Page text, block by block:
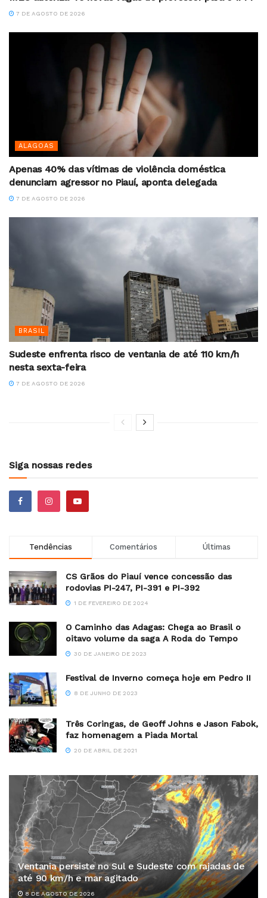
7 DE AGOSTO DE 2026
ALAGOAS
Apenas 40% das vítimas de violência doméstica
denunciam agressor no Piauí, aponta delegada
7 DE AGOSTO DE 2026
BRASIL
Sudeste enfrenta risco de ventania de até 110 km/h
nesta sexta-feira
7 DE AGOSTO DE 2026
Siga nossas redes
Tendências Comentários Últimas
CS Grãos do Piauí vence concessão das
rodovias PI-247, PI-391 e PI-392
1 DE FEVEREIRO DE 2024
O Caminho das Adagas: Chega ao Brasil o
oitavo volume da saga A Roda do Tempo
30 DE JANEIRO DE 2023
Festival de Inverno começa hoje em Pedro II
8 DE JUNHO DE 2023
Três Coringas, de Geoff Johns e Jason Fabok,
faz homenagem a Piada Mortal
20 DE ABRIL DE 2021
Ventania persiste no Sul e Sudeste com rajadas de
até 90 km/h e mar agitado
8 DE AGOSTO DE 2026